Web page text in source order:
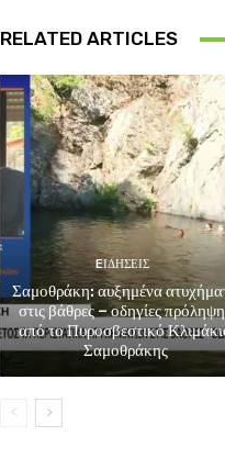
RELATED ARTICLES
EΙΔΗΣΕΙΣ
Σαμοθράκη: αυξημένα
στις βάθρες – οδηγίες
από το Πυροσβεστικό
Σαμοθράκης